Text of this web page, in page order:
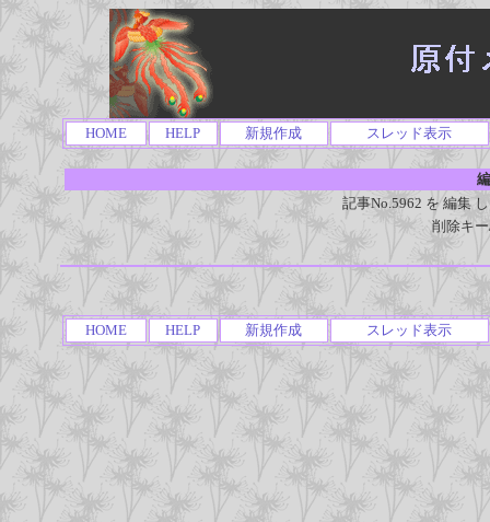
HOME HELP 新規作成 スレッド表示
記事No.5962 を 編集
削除キ
HOME HELP 新規作成 スレッド表示